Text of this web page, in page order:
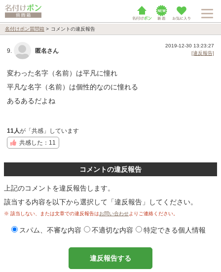
名付けポン質問箱 > コメントの違反報告
9. 匿名さん
2019-12-30 13:23:27
[違反報告]
変わった名字（名前）は平凡に憧れ
平凡な名字（名前）は個性的なのに憧れる
あるあるだよね
11人が「共感」しています
共感した：11
コメントの違反報告
上記のコメントを違反報告します。
該当する内容を以下から選択して「違反報告」してください。
※ 該当しない、または文章での違反報告はお問い合わせよりご連絡ください。
スパム、不審な内容 不適切な内容 特定できる個人情報
違反報告する